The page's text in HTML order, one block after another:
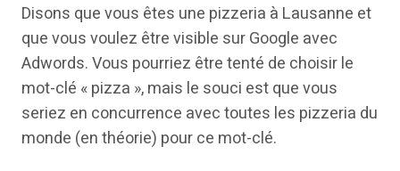
Disons que vous êtes une pizzeria à Lausanne et
que vous voulez être visible sur Google avec
Adwords. Vous pourriez être tenté de choisir le
mot-clé « pizza », mais le souci est que vous
seriez en concurrence avec toutes les pizzeria du
monde (en théorie) pour ce mot-clé.